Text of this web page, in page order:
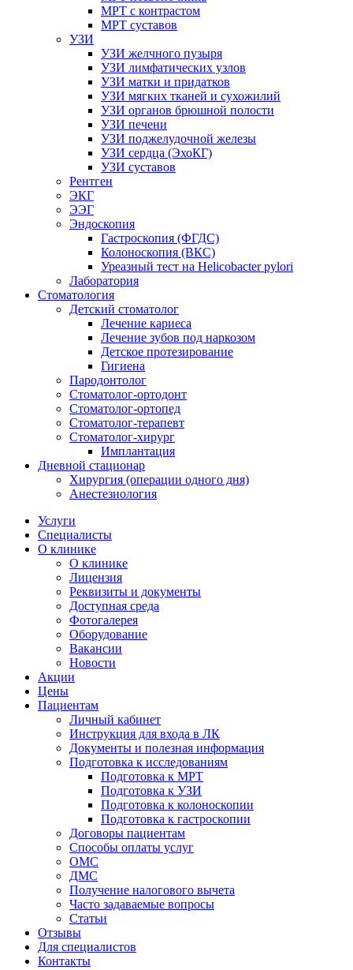
МРТ с контрастом
МРТ суставов
УЗИ
УЗИ желчного пузыря
УЗИ лимфатических узлов
УЗИ матки и придатков
УЗИ мягких тканей и сухожилий
УЗИ органов брюшной полости
УЗИ печени
УЗИ поджелудочной железы
УЗИ сердца (ЭхоКГ)
УЗИ суставов
Рентген
ЭКГ
ЭЭГ
Эндоскопия
Гастроскопия (ФГДС)
Колоноскопия (ВКС)
Уреазный тест на Helicobacter pylori
Лаборатория
Стоматология
Детский стоматолог
Лечение кариеса
Лечение зубов под наркозом
Детское протезирование
Гигиена
Пародонтолог
Стоматолог-ортодонт
Стоматолог-ортопед
Стоматолог-терапевт
Стоматолог-хирург
Имплантация
Дневной стационар
Хирургия (операции одного дня)
Анестезиология
Услуги
Специалисты
О клинике
О клинике
Лицензия
Реквизиты и документы
Доступная среда
Фотогалерея
Оборудование
Вакансии
Новости
Акции
Цены
Пациентам
Личный кабинет
Инструкция для входа в ЛК
Документы и полезная информация
Подготовка к исследованиям
Подготовка к МРТ
Подготовка к УЗИ
Подготовка к колоноскопии
Подготовка к гастроскопии
Договоры пациентам
Способы оплаты услуг
ОМС
ДМС
Получение налогового вычета
Часто задаваемые вопросы
Статьи
Отзывы
Для специалистов
Контакты